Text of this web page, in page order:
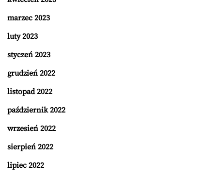
marzec 2023
luty 2023
styczeń 2023
grudzień 2022
listopad 2022
październik 2022
wrzesień 2022
sierpień 2022
lipiec 2022